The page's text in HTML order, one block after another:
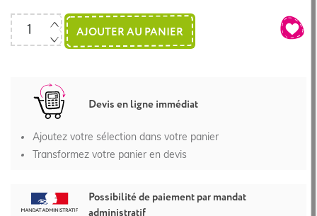
AJOUTER AU PANIER
Devis en ligne immédiat
Ajoutez votre sélection dans votre panier
Transformez votre panier en devis
Possibilité de paiement par mandat
administratif